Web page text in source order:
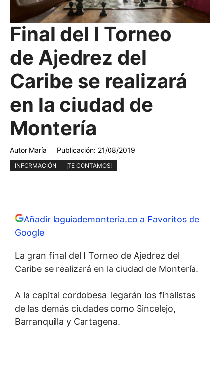
Final del I Torneo
de Ajedrez del
Caribe se realizará
en la ciudad de
Montería
Autor:María Publicación: 21/08/2019
INFORMACIÓN ¡TE CONTAMOS!
Añadir laguiademonteria.co a Favoritos de
Google
La gran final del I Torneo de Ajedrez del
Caribe se realizará en la ciudad de Montería.
A la capital cordobesa llegarán los finalistas
de las demás ciudades como Sincelejo,
Barranquilla y Cartagena.